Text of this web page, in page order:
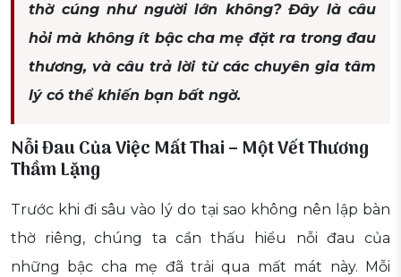
thờ cúng như người lớn không? Đây là câu
hỏi mà không ít bậc cha mẹ đặt ra trong đau
thương, và câu trả lời từ các chuyên gia tâm
lý có thể khiến bạn bất ngờ.
Nỗi Đau Của Việc Mất Thai – Một Vết Thương
Thầm Lặng
Trước khi đi sâu vào lý do tại sao không nên lập bàn
thờ riêng, chúng ta cần thấu hiểu nỗi đau của
những bậc cha mẹ đã trải qua mất mát này. Mỗi